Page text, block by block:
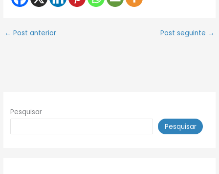
← Post anterior Post seguinte →
Pesquisar
Pesquisar